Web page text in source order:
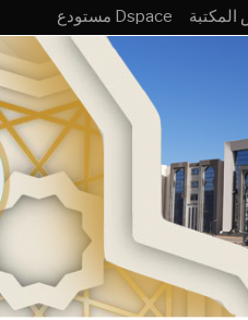
Dspace مستودع